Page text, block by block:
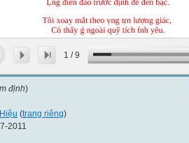
1 /9
định)
(trang riêng)
2011